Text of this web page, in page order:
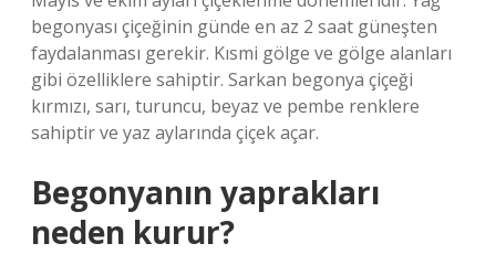
begonyası çiçeğinin günde en az 2 saat güneşten
faydalanması gerekir. Kısmi gölge ve gölge alanları
gibi özelliklere sahiptir. Sarkan begonya çiçeği
kırmızı, sarı, turuncu, beyaz ve pembe renklere
sahiptir ve yaz aylarında çiçek açar.
Begonyanın yaprakları
neden kurur?